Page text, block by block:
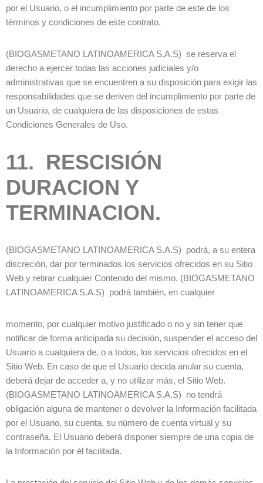
por el Usuario, o el incumplimiento por parte de este de los
términos y condiciones de este contrato.
(BIOGASMETANO LATINOAMERICA S.A.S) se reserva el
derecho a ejercer todas las acciones judiciales y/o
administrativas que se encuentren a su disposición para exigir las
responsabilidades que se deriven del incumplimiento por parte de
un Usuario, de cualquiera de las disposiciones de estas
Condiciones Generales de Uso.
11. RESCISIÓN
DURACION Y
TERMINACION.
(BIOGASMETANO LATINOAMERICA S.A.S) podrá, a su entera
discreción, dar por terminados los servicios ofrecidos en su Sitio
Web y retirar cualquier Contenido del mismo. (BIOGASMETANO
LATINOAMERICA S.A.S) podrá también, en cualquier
momento, por cualquier motivo justificado o no y sin tener que
notificar de forma anticipada su decisión, suspender el acceso del
Usuario a cualquiera de, o a todos, los servicios ofrecidos en el
Sitio Web. En caso de que el Usuario decida anular su cuenta,
deberá dejar de acceder a, y no utilizar más, el Sitio Web.
(BIOGASMETANO LATINOAMERICA S.A.S) no tendrá
obligación alguna de mantener o devolver la Información facilitada
por el Usuario, su cuenta, su número de cuenta virtual y su
contraseña. El Usuario deberá disponer siempre de una copia de
la Información por él facilitada.